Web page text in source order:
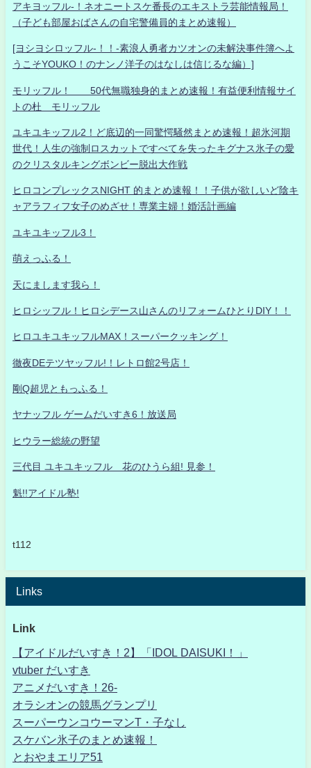
アキヨッフル-！ネオニートスケ番長のエキストラ芸能情報局！
（子ども部屋おばさんの自宅警備員的まとめ速報）
[ヨシヨシロッフル-！！-素浪人勇者カツオンの未解決事件簿へよ
うこそYOUKO！のナンノ洋子のはなしは信じるな編）]
モリッフル！ 50代無職独身的まとめ速報！有益便利情報サイ
トの杜 モリッフル
ユキユキッフル2！ど底辺的一同驚愕騒然まとめ速報！超氷河期
世代！人生の強制ロスカットですべてを失ったキグナス氷子の愛
のクリスタルキングボンビー脱出大作戦
ヒロコンプレックスNIGHT 的まとめ速報！！子供が欲しいど陰キ
ャアラフィフ女子のめざせ！専業主婦！婚活計画編
ユキユキッフル3！
萌えっふる！
天にまします我ら！
ヒロシッフル！ヒロシデース山さんのリフォームひとりDIY！！
ヒロユキユキッフルMAX！スーパークッキング！
徹夜DEテツヤッフル!！レトロ館2号店！
剛Q超児ともっふる！
ヤナッフル ゲームだいすき6！放送局
ヒウラー総統の野望
三代目 ユキユキッフル 花のひうら組! 見参！
魁!!アイドル塾!
t112
Links
Link
【アイドルだいすき！2】「IDOL DAISUKI！」
vtuber だいすき
アニメだいすき！26-
オラシオンの競馬グランプリ
スーパーウンコウーマンT・子なし
スケバン氷子のまとめ速報！
とおやまエリア51